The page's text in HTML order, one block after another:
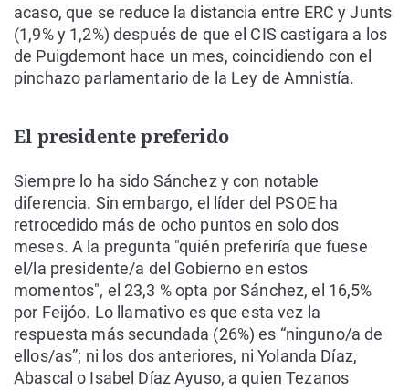
acaso, que se reduce la distancia entre ERC y Junts
(1,9% y 1,2%) después de que el CIS castigara a los
de Puigdemont hace un mes, coincidiendo con el
pinchazo parlamentario de la Ley de Amnistía.
El presidente preferido
Siempre lo ha sido Sánchez y con notable
diferencia. Sin embargo, el líder del PSOE ha
retrocedido más de ocho puntos en solo dos
meses. A la pregunta "quién preferiría que fuese
el/la presidente/a del Gobierno en estos
momentos", el 23,3 % opta por Sánchez, el 16,5%
por Feijóo. Lo llamativo es que esta vez la
respuesta más secundada (26%) es “ninguno/a de
ellos/as”; ni los dos anteriores, ni Yolanda Díaz,
Abascal o Isabel Díaz Ayuso, a quien Tezanos